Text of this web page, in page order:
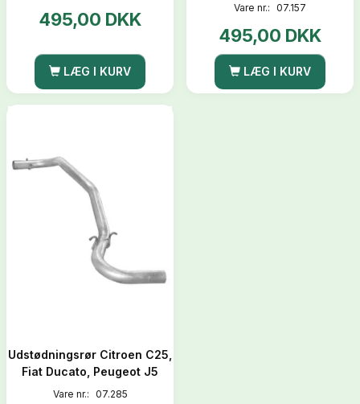
495,00 DKK
LÆG I KURV
Vare nr.: 07.157
495,00 DKK
LÆG I KURV
Udstødningsrør Citroen C25,
Fiat Ducato, Peugeot J5
Vare nr.: 07.285